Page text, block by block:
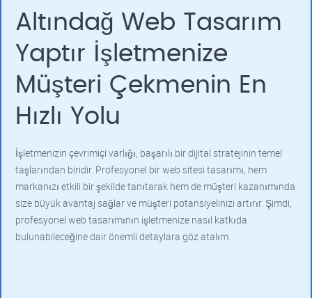
Altındağ Web Tasarım
Yaptır İşletmenize
Müşteri Çekmenin En
Hızlı Yolu
İşletmenizin çevrimiçi varlığı, başarılı bir dijital stratejinin temel
taşlarından biridir. Profesyonel bir web sitesi tasarımı, hem
markanızı etkili bir şekilde tanıtarak hem de müşteri kazanımında
size büyük avantaj sağlar ve müşteri potansiyelinizi artırır. Şimdi,
profesyonel web tasarımının işletmenize nasıl katkıda
bulunabileceğine dair önemli detaylara göz atalım.